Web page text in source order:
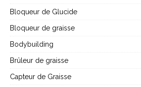
Bloqueur de Glucide
Bloqueur de graisse
Bodybuilding
Brûleur de graisse
Capteur de Graisse